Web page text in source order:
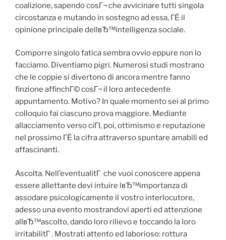
coalizione, sapendo cosГ¬ che avvicinare tutti singola
circostanza e mutando in sostegno ad essa, ГЁ il
opinione principale dellвЂ™intelligenza sociale.
Comporre singolo fatica sembra ovvio eppure non lo
facciamo. Diventiamo pigri. Numerosi studi mostrano
che le coppie si divertono di ancora mentre fanno
finzione affinchГ© cosГ¬ il loro antecedente
appuntamento. Motivo? In quale momento sei al primo
colloquio fai ciascuno prova maggiore. Mediante
allacciamento verso ciГІ, poi, ottimismo e reputazione
nel prossimo ГЁ la cifra attraverso spuntare amabili ed
affascinanti.
Ascolta. Nell’eventualitГ che vuoi conoscere appena
essere allettante devi intuire lвЂ™importanza di
assodare psicologicamente il vostro interlocutore,
adesso una evento mostrandovi aperti ed attenzione
allвЂ™ascolto, dando loro rilievo e toccando la loro
irritabilitГ . Mostrati attento ed laborioso: rottura